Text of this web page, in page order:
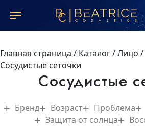
Главная страница / Каталог/Лицо /
Сосудистые сеточки
Сосудистые
Бренд Возраст Проблема
Защита от солнца